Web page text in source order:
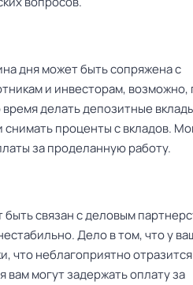
дня может быть сопряжена с
и инвесторам, возможно,
делать депозитные
снимать проценты с вкладов.
за проделанную работу.
быть связан с деловым
Дело в том, что у
что неблагоприятно
могут задержать оплату за